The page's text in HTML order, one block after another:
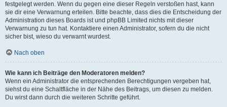
festgelegt werden. Wenn du gegen eine dieser Regeln verstoßen hast, kann
sie dir eine Verwarnung erteilen. Bitte beachte, dass dies die Entscheidung der
Administration dieses Boards ist und phpBB Limited nichts mit dieser
Verwarnung zu tun hat. Kontaktiere einen Administrator, sofern du die nicht
sicher bist, wieso du verwarnt wurdest.
Nach oben
Wie kann ich Beiträge den Moderatoren melden?
Wenn ein Administrator die entsprechenden Berechtigungen vergeben hat,
siehst du eine Schaltfläche in der Nähe des Beitrags, um diesen zu melden.
Du wirst dann durch die weiteren Schritte geführt.